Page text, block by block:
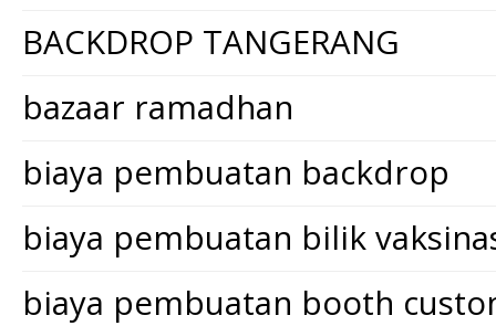
BACKDROP TANGERANG
bazaar ramadhan
biaya pembuatan backdrop
biaya pembuatan bilik
biaya pembuatan booth